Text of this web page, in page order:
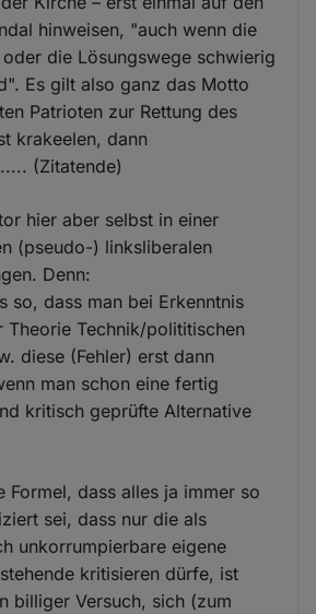
hinweisen, "auch wenn die
oder die Lösungswege schwierig
Es gilt also ganz das Motto
Patrioten zur Rettung des
krakeelen, dann
(Zitatende)
hier aber selbst in einer
(pseudo-) linksliberalen
Denn:
so, dass man bei Erkenntnis
Theorie Technik/polititischen
diese (Fehler) erst dann
man schon eine fertig
kritisch geprüfte Alternative
Formel, dass alles ja immer so
sei, dass nur die als
unkorrumpierbare eigene
kritisieren dürfe, ist
billiger Versuch, sich (zum